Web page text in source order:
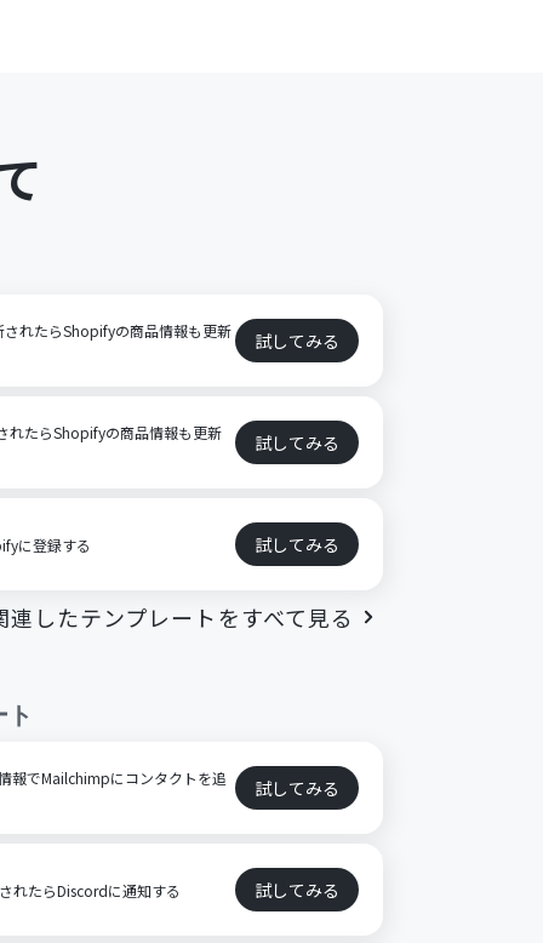
れたらShopifyの商品情報も更新 試してみる
れたらShopifyの商品情報も更新 試してみる
に登録する 試してみる
連したテンプレートをすべて見る
報でMailchimpにコンタクトを追 試してみる
れたらDiscordに通知する 試してみる